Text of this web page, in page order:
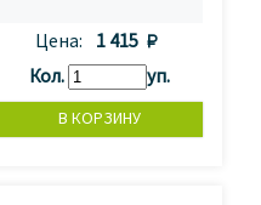
Цена:
1 415 
Кол.
уп.